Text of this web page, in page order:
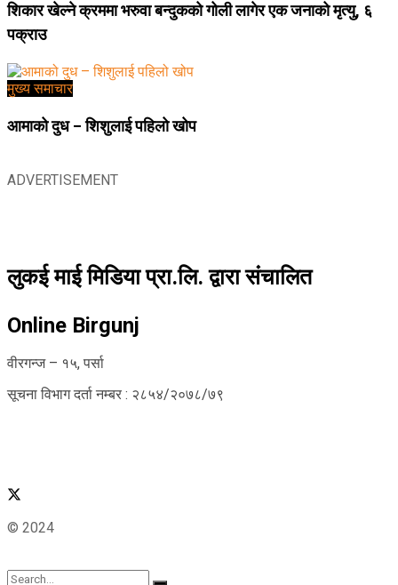
शिकार खेल्ने क्रममा भरुवा बन्दुकको गोली लागेर एक जनाको मृत्यु, ६
पक्राउ
मुख्य समाचार
आमाको दुध – शिशुलाई पहिलो खोप
ADVERTISEMENT
लुकई माई मिडिया प्रा.लि. द्वारा संचालित
Online Birgunj
वीरगन्ज – १५, पर्सा
सूचना विभाग दर्ता नम्बर : २८५४/२०७८/७९
© 2024